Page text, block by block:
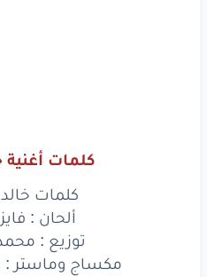
كلمات
كلمات
ألحان :
توزيع :
مكساج وماستر